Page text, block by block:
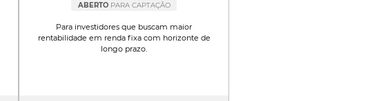
ABERTOPARA CAPTAÇÃO
Para investidores que buscam maior
rentabilidade em renda fixa com horizonte de
longo prazo.